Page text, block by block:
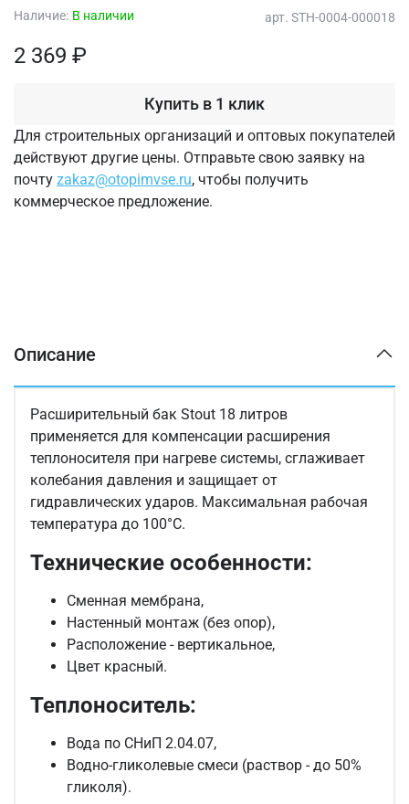
арт. STH-0004-000018
Наличие: В наличии
2 369 ₽
Купить в 1 клик
Для строительных организаций и оптовых покупателей
действуют другие цены. Отправьте свою заявку на
почту zakaz@otopimvse.ru, чтобы получить
коммерческое предложение.
Описание
Расширительный бак Stout 18 литров
применяется для компенсации расширения
теплоносителя при нагреве системы, сглаживает
колебания давления и защищает от
гидравлических ударов. Максимальная рабочая
температура до 100°С.
Технические особенности:
Сменная мембрана,
Настенный монтаж (без опор),
Расположение - вертикальное,
Цвет красный.
Теплоноситель:
Вода по СНиП 2.04.07,
Водно-гликолевые смеси (раствор - до 50%
гликоля).